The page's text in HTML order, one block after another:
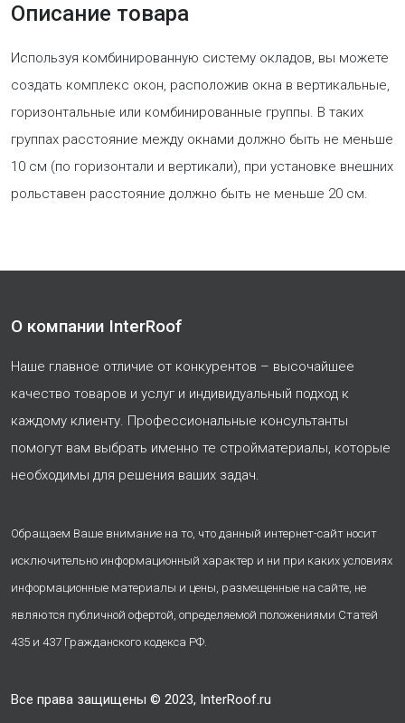
Описание товара
Используя комбинированную систему окладов, вы можете
создать комплекс окон, расположив окна в вертикальные,
горизонтальные или комбинированные группы. В таких
группах расстояние между окнами должно быть не меньше
10 см (по горизонтали и вертикали), при установке внешних
рольставен расстояние должно быть не меньше 20 см.
О компании InterRoof
Наше главное отличие от конкурентов – высочайшее
качество товаров и услуг и индивидуальный подход к
каждому клиенту. Профессиональные консультанты
помогут вам выбрать именно те стройматериалы, которые
необходимы для решения ваших задач.
Обращаем Ваше внимание на то, что данный интернет-сайт носит
исключительно информационный характер и ни при каких условиях
информационные материалы и цены, размещенные на сайте, не
являются публичной офертой, определяемой положениями Статей
435 и 437 Гражданского кодекса РФ.
Все права защищены © 2023, InterRoof.ru